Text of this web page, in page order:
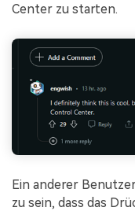
Center zu starten.
Ein anderer
zu sein, dass das